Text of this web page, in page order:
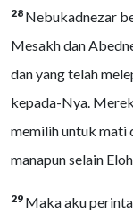
28 Nebukadnezar
Mesakh dan
dan yang telah
kepada-Nya.
memilih untuk mati
manapun selain
29 Maka aku